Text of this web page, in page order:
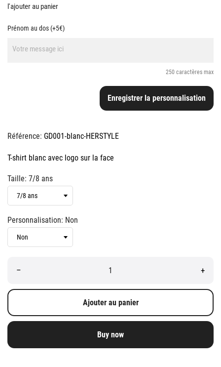
l'ajouter au panier
Prénom au dos (+5€)
250 caractères max
Enregistrer la personnalisation
Référence: GD001-blanc-HERSTYLE
T-shirt blanc avec logo sur la face
Taille: 7/8 ans
Personnalisation: Non
– +
Ajouter au panier
Buy now